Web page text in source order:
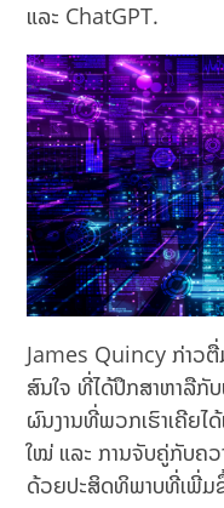
ແລະ ChatGPT.
James Quincy ກ່າວ
ສົນໃຈ ທີ່ໄດ້ປຶກສາຫາລືກັ
ຜົນງານທີ່ພວກເຮົາເຄີຍໄ
ໃໝ່ ແລະ ການຈັບຄູ່ກັບຄວ
ດ້ວຍປະສິດທິພາບທີ່ເພີ່ມ